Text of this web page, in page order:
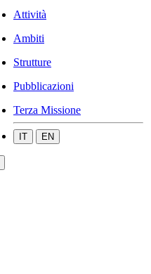
Attività
Ambiti
Strutture
Pubblicazioni
Terza Missione
IT EN